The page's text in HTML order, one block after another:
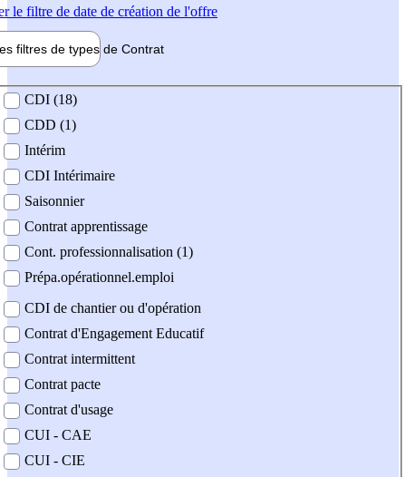
le filtre de date de création de l'offre
filtres de types de Contrat
contrat
CDI (18)
CDD (1)
Intérim
CDI Intérimaire
Saisonnier
Contrat apprentissage
Cont. professionnalisation (1)
Prépa.opérationnel.emploi
CDI de chantier ou d'opération
Contrat d'Engagement Educatif
Contrat intermittent
Contrat pacte
Contrat d'usage
CUI - CAE
CUI - CIE